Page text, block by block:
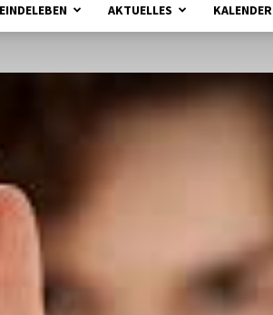
AKTUELLES KALENDER